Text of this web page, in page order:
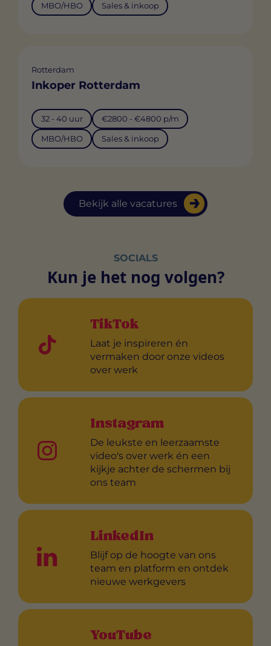
Bekijk alle vacatures
MBO/HBO Sales & inkoop
Rotterdam
Inkoper Rotterdam
32 - 40 uur €2800 - €4800 p/m
MBO/HBO Sales & inkoop
SOCIALS
Kun je het nog volgen?
TikTok
Laat je inspireren én
vermaken door onze videos
over werk
Instagram
De leukste en leerzaamste
video's over werk én een
kijkje achter de schermen bij
ons team
LinkedIn
Blijf op de hoogte van ons
team en platform en ontdek
nieuwe werkgevers
YouTube